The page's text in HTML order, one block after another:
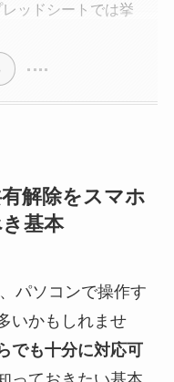
ッドシートでは挙
解除をスマホ
基本
パソコンで操作す
いかもしれませ
でも十分に対応可